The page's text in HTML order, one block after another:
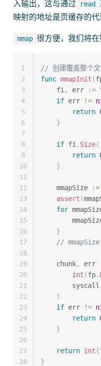
入输出，这与通过
read
映射的地址是页缓存的
mmap 很方便，我们将在
// 创建覆盖整个文
func mmapInit (
    fi
, err :=
if err !=
return
}
if fi . Size(
return
}
    mmapSize
:=
assert (
for
}
// mmapSize
    chunk
, err
int (fp.
        syscall
)
if err !=
return
}
return int (
}
1
2
3
4
5
6
7
8
9
10
11
12
13
14
15
16
17
18
19
20
21
22
23
24
25
26
27
28